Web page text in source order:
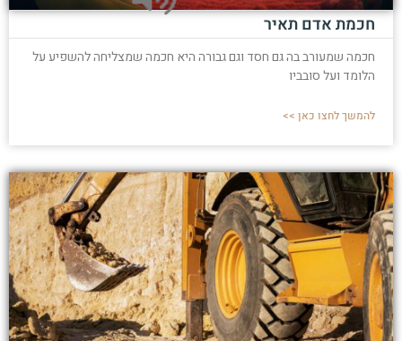
חכמת אדם תאיר
חכמה שמעורב בה גם חסד וגם גבורה היא חכמה שמצליחה להשפיע על
הלומד ועל סובביו
להמשך לחצו כאן >>